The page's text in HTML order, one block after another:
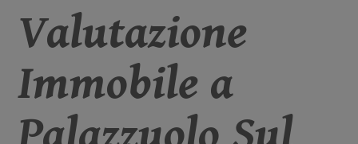
Valutazione
Immobile a